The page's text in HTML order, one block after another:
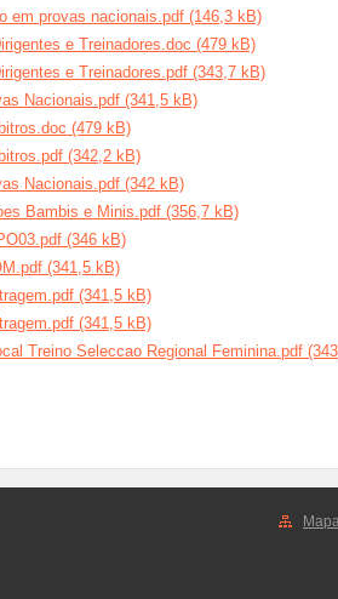
em provas nacionais.pdf (146,3 kB)
e Treinadores.doc (479 kB)
e Treinadores.pdf (343,7 kB)
Nacionais.pdf (341,5 kB)
(479 kB)
(342,2 kB)
Nacionais.pdf (342 kB)
Bambis e Minis.pdf (356,7 kB)
(346 kB)
(341,5 kB)
(341,5 kB)
(341,5 kB)
Treino Seleccao Regional Feminina.pdf